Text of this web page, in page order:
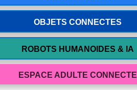
OBJETS CONNECTES
ROBOTS HUMANOIDES & IA
ESPACE ADULTE CONNECTE